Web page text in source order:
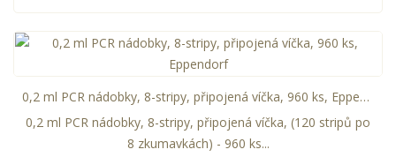
0,2 ml PCR nádobky, 8-stripy, připojená víčka, 960 ks, Eppendorf
0,2 ml PCR nádobky, 8-stripy, připojená víčka, (120 stripů po
8 zkumavkách) - 960 ks...